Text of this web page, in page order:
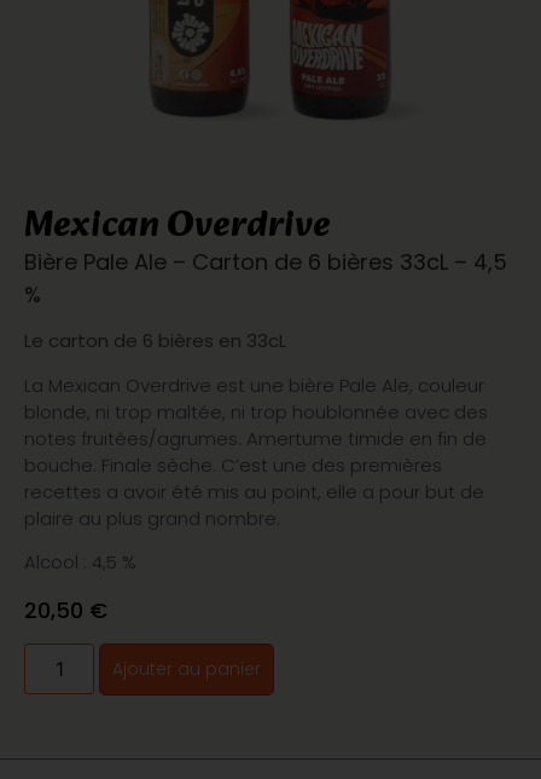
Mexican Overdrive
Bière Pale Ale – Carton de 6 bières 33cL – 4,5
%
Le carton de 6 bières en 33cL
La Mexican Overdrive est une bière Pale Ale, couleur
blonde, ni trop maltée, ni trop houblonnée avec des
notes fruitées/agrumes. Amertume timide en fin de
bouche. Finale sèche. C’est une des premières
recettes a avoir été mis au point, elle a pour but de
plaire au plus grand nombre.
Alcool : 4,5 %
20,50 €
Ajouter au panier